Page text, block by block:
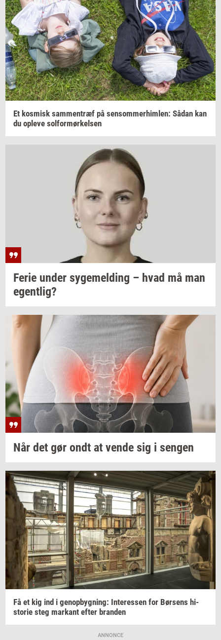
Et kos­misk sam­men­træf på sen­som­mer­him­len: Sådan kan
du op­le­ve sol­for­mør­kel­sen
Ferie under sy­ge­mel­ding – hvad må man
egent­lig?
Når det gør ondt at vende sig i sen­gen
Få et kig ind i genop­byg­ning: In­ter­es­sen for Bør­sens hi­
sto­rie steg mar­kant efter bran­den
ANNONCE